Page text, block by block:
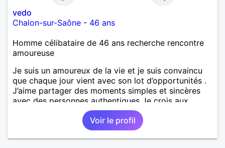
vedo
Chalon-sur-Saône - 46 ans
Homme célibataire de 46 ans recherche rencontre
amoureuse
Je suis un amoureux de la vie et je suis convaincu
que chaque jour vient avec son lot d’opportunités .
J’aime partager des moments simples et sincères
avec des personnes authentiques Je crois aux
rencontres qui changent tout. Aux regards qui en
disent plus que les mots. Aux silences qui apaisent.
Si tu cherches quelqu'un qui sait encore
s'émerveiller alors avec plaisir de pouvoir échanger
Voir le profil